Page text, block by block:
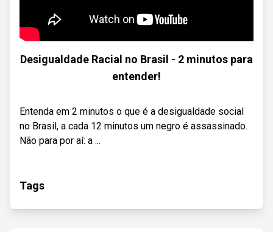
Desigualdade Racial no Brasil - 2 minutos para
entender!
Entenda em 2 minutos o que é a desigualdade social
no Brasil, a cada 12 minutos um negro é assassinado.
Não para por aí: a ...
Tags